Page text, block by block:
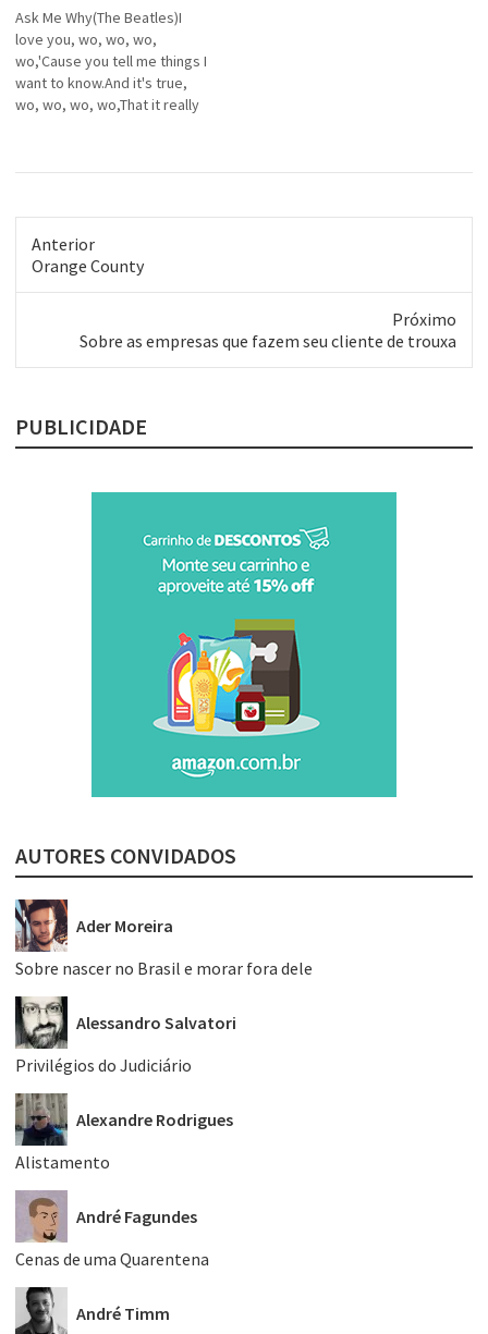
believe that it's true'cause
when you least expect
itwaiting round the corner for
youLove comes
quicklywhatever you doyou
Ask Me Why(The Beatles)I
love you, wo, wo, wo,
wo,'Cause you tell me things I
want to know.And it's true,
wo, wo, wo, wo,That it really
never, never be blue.Now
happiness still makes me
cry.And in…
Anterior
Post
anterior:
Orange County
Próximo
Próximo
post:
Sobre as empresas que fazem seu cliente de trouxa
PUBLICIDADE
AUTORES CONVIDADOS
Ader Moreira
Sobre nascer no Brasil e morar fora dele
Alessandro Salvatori
Privilégios do Judiciário
Alexandre Rodrigues
Alistamento
André Fagundes
Cenas de uma Quarentena
André Timm